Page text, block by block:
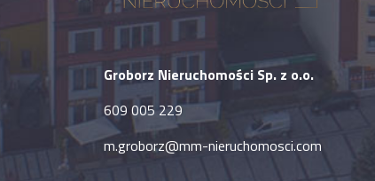
Groborz Nieruchomości Sp. z o.o.
609 005 229
m.groborz@mm-nieruchomosci.com